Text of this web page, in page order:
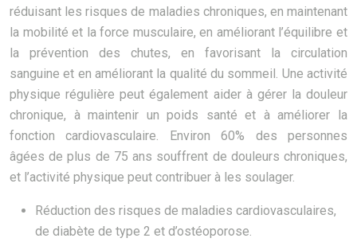
réduisant les risques de maladies chroniques, en maintenant
la mobilité et la force musculaire, en améliorant l’équilibre et
la prévention des chutes, en favorisant la circulation
sanguine et en améliorant la qualité du sommeil. Une activité
physique régulière peut également aider à gérer la douleur
chronique, à maintenir un poids santé et à améliorer la
fonction cardiovasculaire. Environ 60% des personnes
âgées de plus de 75 ans souffrent de douleurs chroniques,
et l’activité physique peut contribuer à les soulager.
Réduction des risques de maladies cardiovasculaires,
de diabète de type 2 et d’ostéoporose.